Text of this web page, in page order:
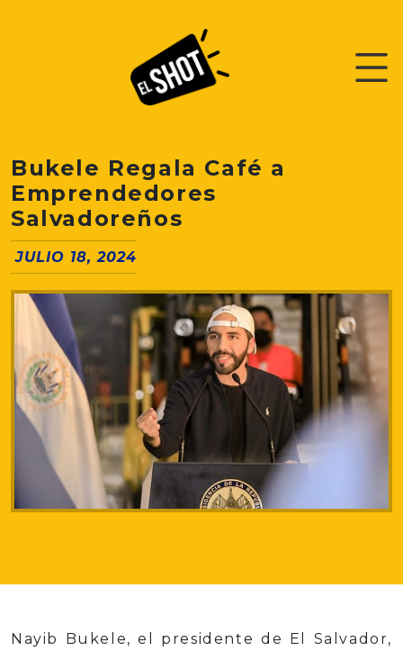
Bukele Regala Café a
Emprendedores
Salvadoreños
JULIO 18, 2024
Nayib Bukele, el presidente de El Salvador,